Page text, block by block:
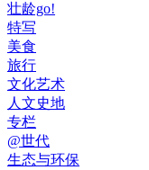
壮龄go!
特写
美食
旅行
文化艺术
人文史地
专栏
@世代
生态与环保